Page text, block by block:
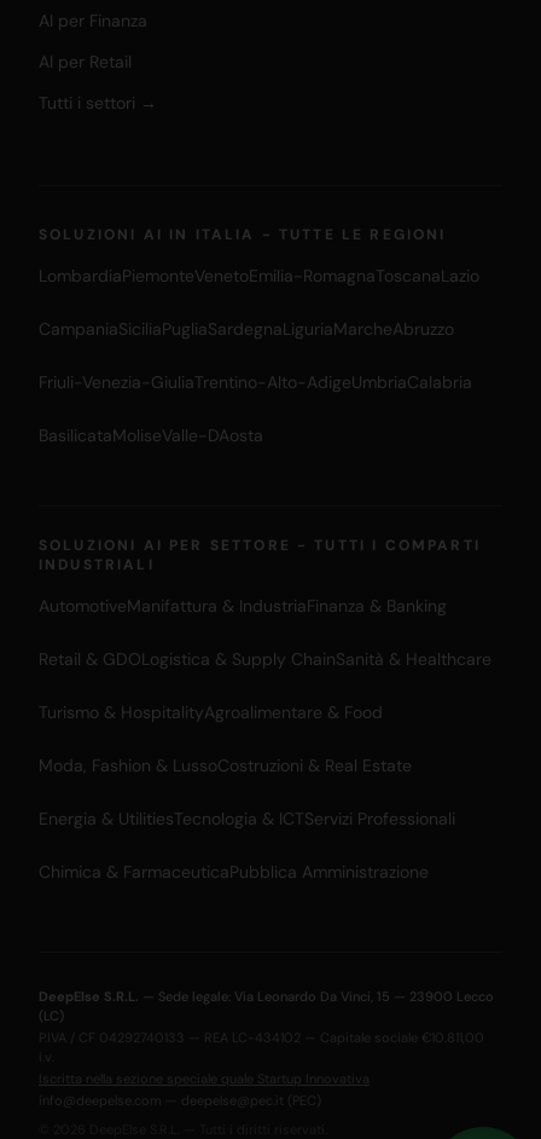
AI per Finanza
AI per Retail
Tutti i settori →
SOLUZIONI AI IN ITALIA - TUTTE LE REGIONI
LombardiaPiemonteVenetoEmilia-RomagnaToscanaLazio
CampaniaSiciliaPugliaSardegnaLiguriaMarcheAbruzzo
Friuli-Venezia-GiuliaTrentino-Alto-AdigeUmbriaCalabria
BasilicataMoliseValle-DAosta
SOLUZIONI AI PER SETTORE - TUTTI I COMPARTI
INDUSTRIALI
AutomotiveManifattura & IndustriaFinanza & Banking
Retail & GDOLogistica & Supply ChainSanità & Healthcare
Turismo & HospitalityAgroalimentare & Food
Moda, Fashion & LussoCostruzioni & Real Estate
Energia & UtilitiesTecnologia & ICTServizi Professionali
Chimica & FarmaceuticaPubblica Amministrazione
DeepElse S.R.L. — Sede legale: Via Leonardo Da Vinci, 15 — 23900 Lecco
(LC)
P.IVA / CF 04292740133 — REA LC-434102 — Capitale sociale €10.811,00
i.v.
Iscritta nella sezione speciale quale Startup Innovativa
info@deepelse.com
deepelse@pec.it
(PEC)